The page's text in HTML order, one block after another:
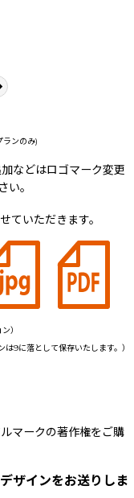
ランのみ)
などはロゴマーク変更
。
いただきます。
）
は9に落として保存いたします。）
マークの著作権をご購
ザインをお送りしま